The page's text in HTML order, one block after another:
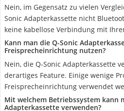
Nein, im Gegensatz zu vielen
Sonic Adapterkassette nicht
keine kabellose Verbindung mit
Kann man die Q-Sonic
Freisprecheinrichtung nutzen?
Nein, die Q-Sonic Adapterkassette
derartiges Feature. Einige wenige
Freisprecheinrichtung verwendet
Mit welchem Betriebssystem kann
Adapterkassette verwenden?